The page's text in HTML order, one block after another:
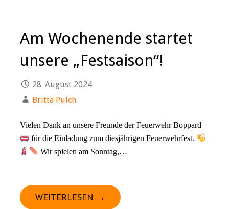
Am Wochenende startet
unsere „Festsaison“!
28. August 2024
Britta Pulch
Vielen Dank an unsere Freunde der Feuerwehr Boppard
für die Einladung zum diesjährigen Feuerwehrfest.
Wir spielen am Sonntag,…
WEITERLESEN →